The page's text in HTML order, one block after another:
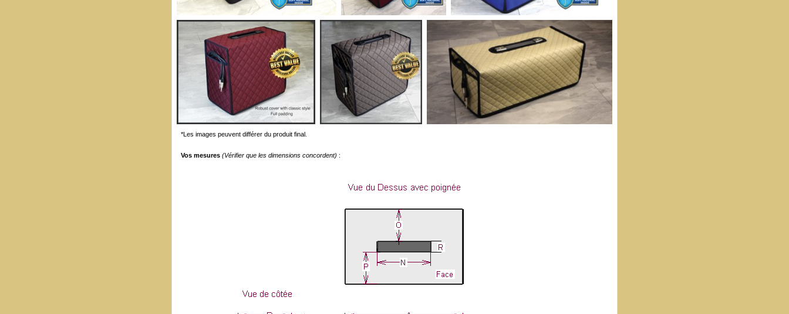
*Les images peuvent différer du produit final.
Vos mesures (Vérifier que les dimensions concordent) :